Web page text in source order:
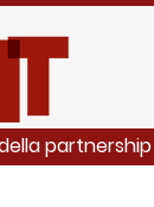
della